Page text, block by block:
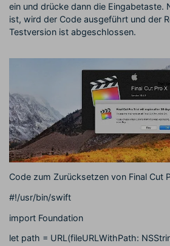
ein und drücke dann die Eingabetaste.
ist, wird der Code ausgeführt und der
Testversion ist abgeschlossen.
Code zum Zurücksetzen von Final Cut
#!/usr/bin/swift
import Foundation
let path = URL(fileURLWithPath: